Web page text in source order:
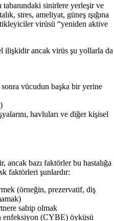
sinirlere yerleşir ve
stres, ameliyat, güneş ışığına
virüsü “yeniden aktive
ilişkidir ancak virüs şu yollarla da
vücudun başka bir yerine
havluları ve diğer kişisel
ancak bazı faktörler bu hastalığa
faktörleri şunlardır:
(örneğin, prezervatif, diş
sahip olmak
enfeksiyon (CYBE) öyküsü